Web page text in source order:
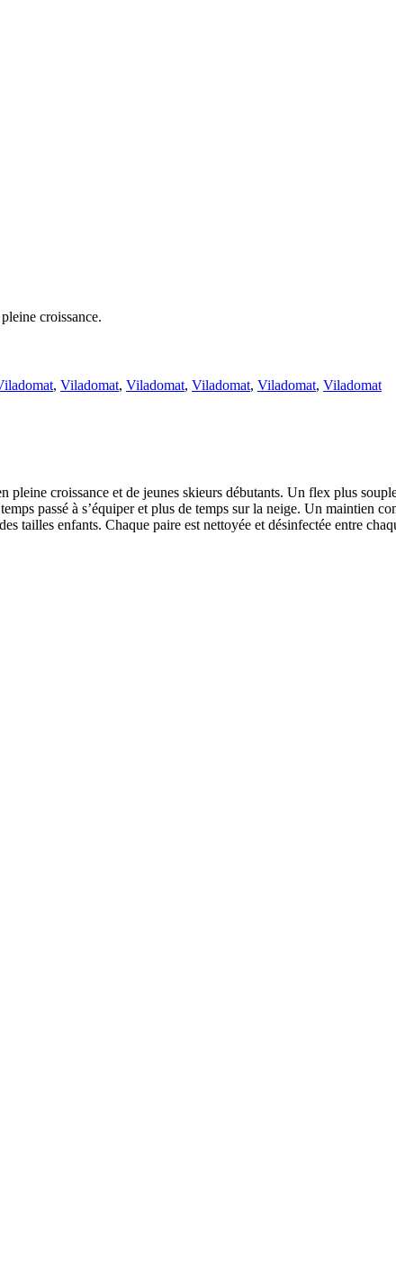
croissance.
, Viladomat, Viladomat, Viladomat, Viladomat, Viladomat
pleine croissance et de jeunes skieurs débutants. Un flex plus
passé à s’équiper et plus de temps sur la neige. Un maintien
tailles enfants. Chaque paire est nettoyée et désinfectée entre